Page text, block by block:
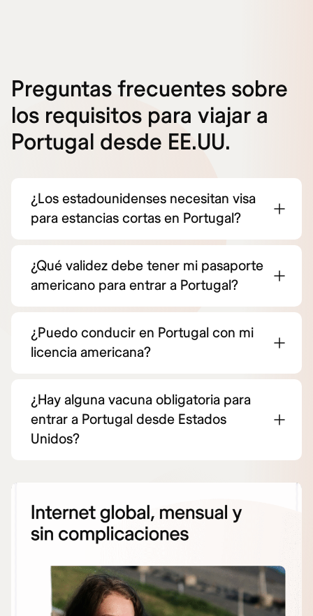
Preguntas frecuentes sobre
los requisitos para viajar a
Portugal desde EE.UU.
¿Los estadounidenses necesitan visa
para estancias cortas en Portugal?
¿Qué validez debe tener mi pasaporte
americano para entrar a Portugal?
¿Puedo conducir en Portugal con mi
licencia americana?
¿Hay alguna vacuna obligatoria para
entrar a Portugal desde Estados
Unidos?